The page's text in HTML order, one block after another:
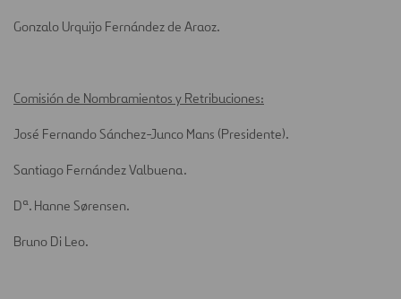
Gonzalo Urquijo Fernández de Araoz.
Comisión de Nombramientos y Retribuciones:
José Fernando Sánchez-Junco Mans (Presidente).
Santiago Fernández Valbuena.
Dª. Hanne Sørensen.
Bruno Di Leo.